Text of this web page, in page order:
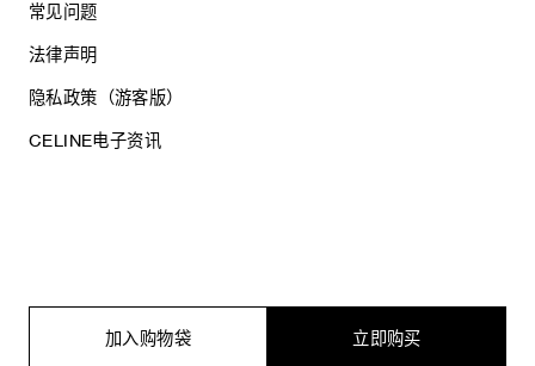
立即购买
加入购物袋
常见问题
法律声明
隐私政策（游客版）
CELINE电子资讯
思琳商贸（上海）有限公司
沪公网安备 31010602005569
电子营业执照